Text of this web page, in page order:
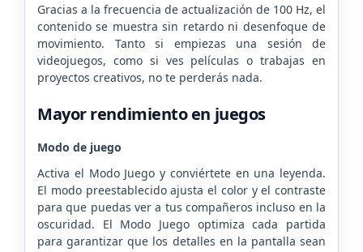
Gracias a la frecuencia de actualización de 100 Hz, el
contenido se muestra sin retardo ni desenfoque de
movimiento. Tanto si empiezas una sesión de
videojuegos, como si ves películas o trabajas en
proyectos creativos, no te perderás nada.
Mayor rendimiento en juegos
Modo de juego
Activa el Modo Juego y conviértete en una leyenda.
El modo preestablecido ajusta el color y el contraste
para que puedas ver a tus compañeros incluso en la
oscuridad. El Modo Juego optimiza cada partida
para garantizar que los detalles en la pantalla sean